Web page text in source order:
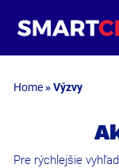
Home»Výzvy
Pre rýchlejšie